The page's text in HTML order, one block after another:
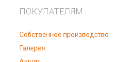
ПОКУПАТЕЛЯМ
Собственное производство
Галерея